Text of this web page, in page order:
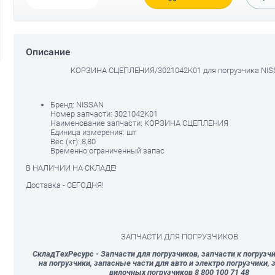
ТОРМОЗНОЙ
БАРАБАН/D160592 для
44 051 руб.
ШЕСТЕРНЯ
ЗУБЧАТАЯ/
Описание
КОРЗИНА СЦЕПЛЕНИЯ/3021042K01 для погрузчика
Бренд: NISSAN
Номер запчасти: 3021042K01
Наименование запчасти: КОРЗИНА СЦЕПЛЕНИЯ
Единица измерения: шт
Вес (кг): 8,80
Временно ограниченный запас
В НАЛИЧИИ НА СКЛАДЕ!
Доставка - СЕГОДНЯ!
ЗАПЧАСТИ ДЛЯ ПОГРУЗЧИКОВ
СкладТехРесурс - Запчасти для погрузчиков, запчасти к
на погрузчики, запасные части для авто и электро погрузчики,
вилочных погрузчиков 8 800 100 71 48